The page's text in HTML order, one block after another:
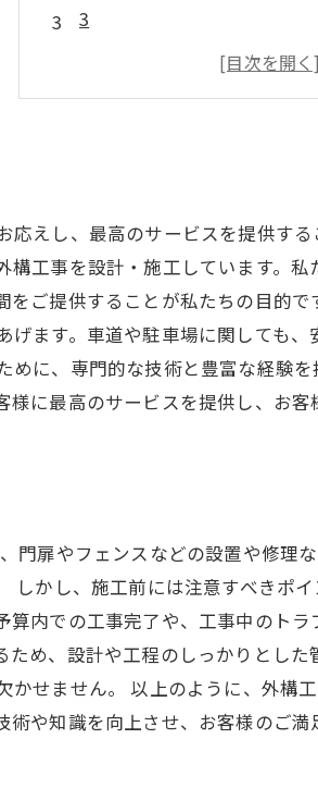
3
5
えし、最高のサービスを提供す
工事を設計・施工しています。
ご提供することが私たちの目的
ます。車道や駐車場に関しても
めに、専門的な技術と豊富な経験
に最高のサービスを提供し、お
門扉やフェンスなどの設置や修理
しかし、施工前には注意すべきポ
内での工事完了や、工事中のト
ため、設計や工程のしっかりとし
かせません。 以上のように、外構
や知識を向上させ、お客様のご満